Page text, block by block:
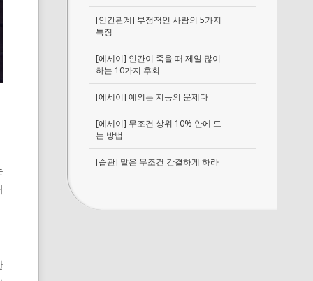
[인간관계] 부정적인 사람의 5가지
특징
[에세이] 인간이 죽을 때 제일 많이
하는 10가지 후회
[에세이] 예의는 지능의 문제다
[에세이] 무조건 상위 10% 안에 드
는 방법
[습관] 말은 무조건 간결하게 하라